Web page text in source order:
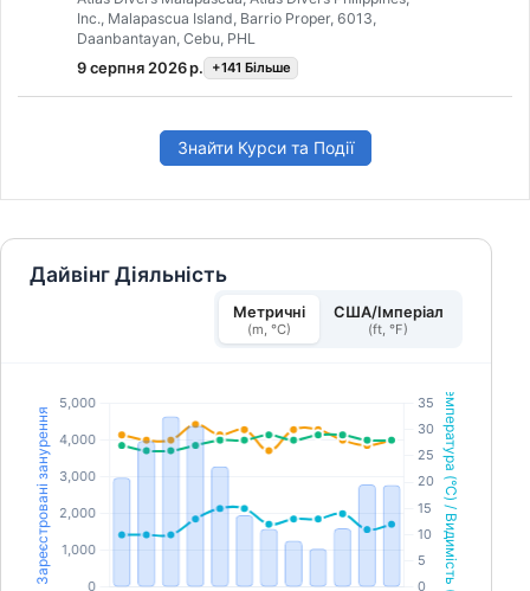
насолодитися тими першими незабутніми
вдихами під водою та відчути магію підводного
плавання з аквалангом. Наприкінці цього
короткого курсу ви отримаєте картку визнання
SSI Try Scuba і, безсумнівно, захочете
зануритися знову. На вас чекають нескінченні
місце, звідки все починається. Почніть вже
Inc., Malapascua Island, Barrio Proper, 6013,
Daanbantayan, Cebu, PHL
9 серпня 2026 р. +141 Бiльше
Знайти Курси та Події
Дайвінг Діяльність
Метричні
(m, °C)
США/Імперіал
(ft, °F)